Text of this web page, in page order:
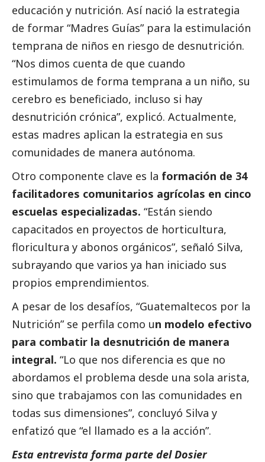
educación y nutrición. Así nació la estrategia
de formar “Madres Guías” para la estimulación
temprana de niños en riesgo de desnutrición.
“Nos dimos cuenta de que cuando
estimulamos de forma temprana a un niño, su
cerebro es beneficiado, incluso si hay
desnutrición crónica”, explicó. Actualmente,
estas madres aplican la estrategia en sus
comunidades de manera autónoma.
Otro componente clave es la formación de 34
facilitadores comunitarios agrícolas en cinco
escuelas especializadas. “Están siendo
capacitados en proyectos de horticultura,
floricultura y abonos orgánicos”, señaló Silva,
subrayando que varios ya han iniciado sus
propios emprendimientos.
A pesar de los desafíos, “Guatemaltecos por la
Nutrición” se perfila como un modelo efectivo
para combatir la desnutrición de manera
integral. “Lo que nos diferencia es que no
abordamos el problema desde una sola arista,
sino que trabajamos con las comunidades en
todas sus dimensiones”, concluyó Silva y
enfatizó que “el llamado es a la acción”.
Esta entrevista forma parte del Dosier